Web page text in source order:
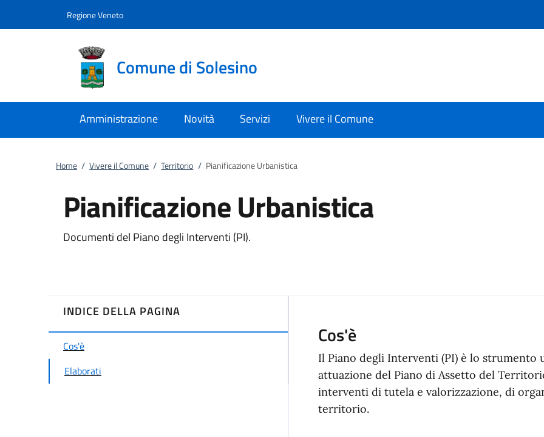
Regione Veneto
Comune di Solesino
Amministrazione Novità Servizi Vivere il Comune
Home / Vivere il Comune / Territorio / Pianificazione Urbanistica
Pianificazione Urbanistica
Documenti del Piano degli Interventi (PI).
INDICE DELLA PAGINA
Cos'è
Elaborati
Cos'è
Il Piano degli Interventi (PI) è lo strumento
attuazione del Piano di Assetto del
interventi di tutela e valorizzazione, di
territorio.